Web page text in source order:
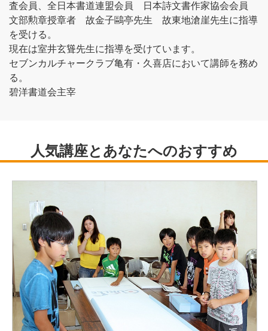
査会員、全日本書道連盟会員 日本詩文書作家協会会員
文部勲章授章者 故金子鷗亭先生 故東地滄崖先生に指導
を受ける。
現在は室井玄聳先生に指導を受けています。
セブンカルチャークラブ亀有・久喜店において講師を務め
る。
碧洋書道会主宰